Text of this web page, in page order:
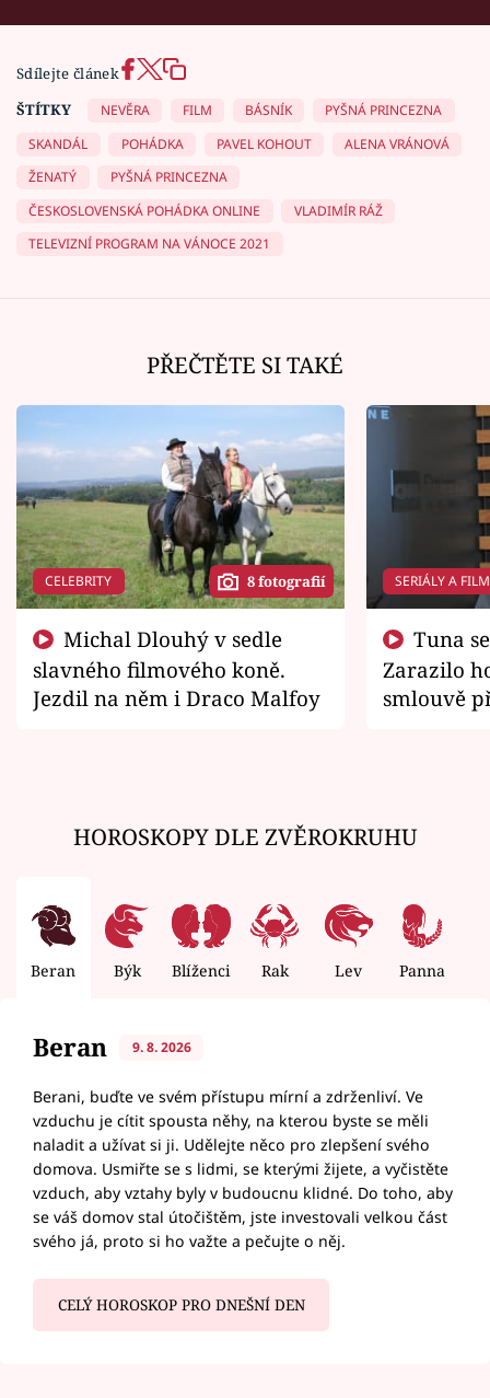
Sdílejte článek
ŠTÍTKY
NEVĚRA FILM BÁSNÍK
PYŠNÁ PRINCEZNA
SKANDÁL
POHÁDKA PAVEL KOHOUT
ALENA VRÁNOVÁ
ŽENATÝ
PYŠNÁ PRINCEZNA
ČESKOSLOVENSKÁ POHÁDKA ONLINE
VLADIMÍR RÁŽ
TELEVIZNÍ PROGRAM NA VÁNOCE 2021
PŘEČTĚTE SI TAKÉ
CELEBRITY 8 fotografií
slavného filmového koně.
Jezdil na něm i Draco Malfoy
SERIÁLY A
Zarazilo
smlouvě
HOROSKOPY DLE ZVĚROKRUHU
Beran Býk Blíženci Rak Lev Panna
Beran 9. 8. 2026
Berani, buďte ve svém přístupu mírní a zdrženliví. Ve
vzduchu je cítit spousta něhy, na kterou byste se měli
naladit a užívat si ji. Udělejte něco pro zlepšení svého
domova. Usmiřte se s lidmi, se kterými žijete, a vyčistěte
vzduch, aby vztahy byly v budoucnu klidné. Do toho, aby
se váš domov stal útočištěm, jste investovali velkou část
svého já, proto si ho važte a pečujte o něj.
CELÝ HOROSKOP PRO DNEŠNÍ DEN